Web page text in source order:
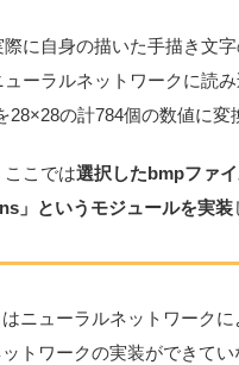
に自身の描いた手描き文
ーラルネットワークに読
28×28の計784個の数値に変
ここでは選択したbmpファ
」というモジュールを実装
ニューラルネットワークに
トワークの実装ができてい